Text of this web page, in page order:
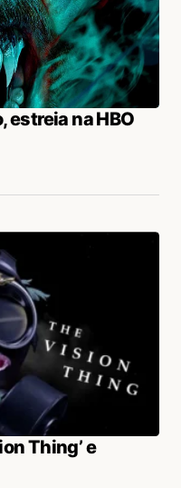
estreia na HBO
Thing’ e